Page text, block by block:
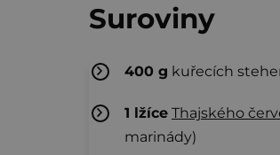
Suroviny
400 g kuřecích
1 lžíce Thajského
marinády)